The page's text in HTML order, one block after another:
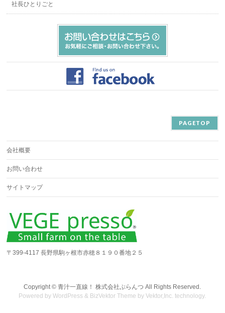
社長ひとりごと
PAGETOP
会社概要
お問い合わせ
サイトマップ
〒399-4117 長野県駒ヶ根市赤穂８１９０番地２５
Copyright ©青汁一直線！ 株式会社ぷらんつ All Rights Reserved.
Powered byWordPress & BizVektor Theme byVektor,Inc. technology.